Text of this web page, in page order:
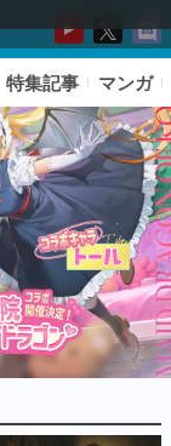
特集記事 マンガ